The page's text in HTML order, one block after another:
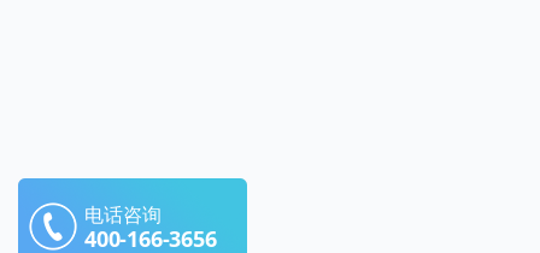
电话咨询
400-166-3656